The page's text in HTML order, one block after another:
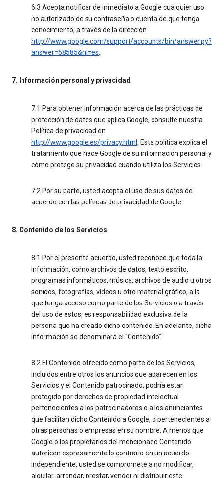
6.3 Acepta notificar de inmediato a Google cualquier uso
no autorizado de su contraseña o cuenta de que tenga
conocimiento, a través de la dirección
http://www.google.com/support/accounts/bin/answer.py?
answer=58585&hl=es.
7. Información personal y privacidad
7.1 Para obtener información acerca de las prácticas de
protección de datos que aplica Google, consulte nuestra
Política de privacidad en
http://www.google.es/privacy.html . Esta política explica el
tratamiento que hace Google de su información personal y
cómo protege su privacidad cuando utiliza los Servicios.
7.2 Por su parte, usted acepta el uso de sus datos de
acuerdo con las políticas de privacidad de Google.
8. Contenido de los Servicios
8.1 Por el presente acuerdo, usted reconoce que toda la
información, como archivos de datos, texto escrito,
programas informáticos, música, archivos de audio u otros
sonidos, fotografías, vídeos u otro material gráfico, a la
que tenga acceso como parte de los Servicios o a través
del uso de estos, es responsabilidad exclusiva de la
persona que ha creado dicho contenido. En adelante, dicha
información se denominará el "Contenido".
8.2 El Contenido ofrecido como parte de los Servicios,
incluidos entre otros los anuncios que aparecen en los
Servicios y el Contenido patrocinado, podría estar
protegido por derechos de propiedad intelectual
pertenecientes a los patrocinadores o a los anunciantes
que facilitan dicho Contenido a Google, o pertenecientes a
otras personas o empresas en su nombre. A menos que
Google o los propietarios del mencionado Contenido
autoricen expresamente lo contrario en un acuerdo
independiente, usted se compromete a no modificar,
alquilar, arrendar, prestar, vender ni distribuir este